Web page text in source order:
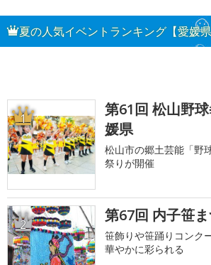
夏の人気イベントランキング【愛媛県
1
第61回 松山野
媛県
松山市の郷土芸能「野
祭りが開催
2 第67回 内子笹
笹飾りや笹踊りコンク
華やかに彩られる